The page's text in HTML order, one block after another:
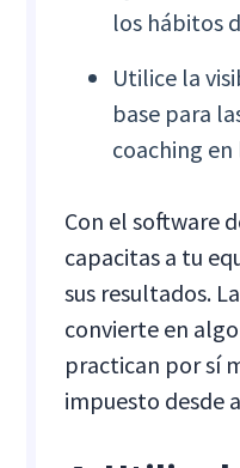
los hábitos
Utilice la
base para
coaching
Con el software
capacitas a tu
sus resultados.
convierte en
practican por sí
impuesto desde